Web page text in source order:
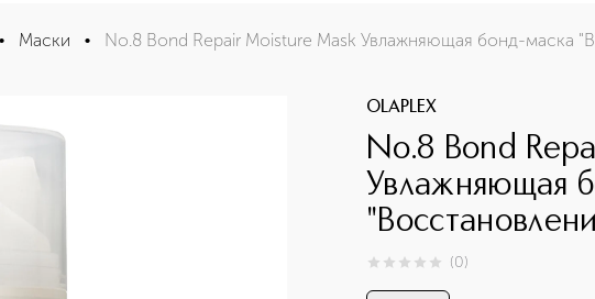
волос"
• Маски • No.8 Bond Repair Moisture Mask Увлажняющая бонд-маска
OLAPLEX
No.8 Bond
Увлажняющая
0из 0 (0)